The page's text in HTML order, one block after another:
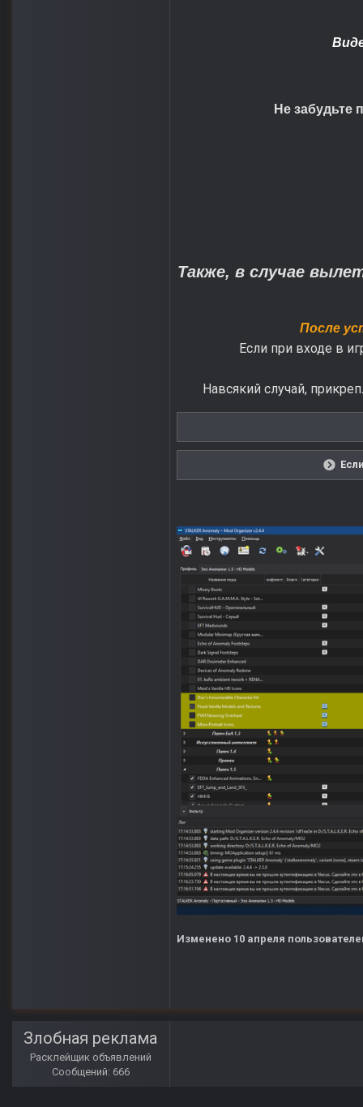
Не забудьте
Также, в случае
После
Если при входе в
Навсякий случай,
Изменено 10 апреля
Злобная реклама
Расклейщик объявлений
Сообщений: 666